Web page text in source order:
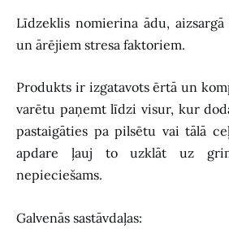
Līdzeklis nomierina ādu,
un ārējiem stresa faktoriem.
Produkts ir izgatavots ērtā un
varētu paņemt līdzi visur, kur
pastaigāties pa pilsētu vai tālā
apdare ļauj to uzklāt uz
nepieciešams.
Galvenās sastāvdaļas: